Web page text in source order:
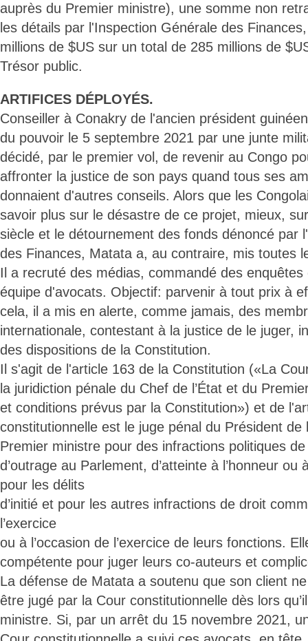
auprès du Premier ministre), une somme non
les détails par l'Inspection Générale des
millions de $US sur un total de 285 millions de
Trésor public.
ARTIFICES DÉPLOYÉS.
Conseiller à Conakry de l'ancien président
du pouvoir le 5 septembre 2021 par une junte
décidé, par le premier vol, de revenir au Congo
affronter la justice de son pays quand tous ses
donnaient d'autres conseils. Alors que les
savoir plus sur le désastre de ce projet, mieux,
siècle et le détournement des fonds dénoncé par
des Finances, Matata a, au contraire, mis toutes
Il a recruté des médias, commandé des
équipe d'avocats. Objectif: parvenir à tout prix à
cela, il a mis en alerte, comme jamais, des
internationale, contestant à la justice de le juger,
des dispositions de la Constitution.
Il s'agit de l'article 163 de la Constitution («La
la juridiction pénale du Chef de l’État et du
et conditions prévus par la Constitution») et de
constitutionnelle est le juge pénal du Président de
Premier ministre pour des infractions politiques
d’outrage au Parlement, d’atteinte à l’honneur ou
pour les délits
d’initié et pour les autres infractions de droit
l’exercice
ou à l’occasion de l’exercice de leurs fonctions.
compétente pour juger leurs co-auteurs et
La défense de Matata a soutenu que son client
être jugé par la Cour constitutionnelle dès lors
ministre. Si, par un arrêt du 15 novembre 2021,